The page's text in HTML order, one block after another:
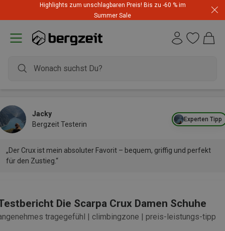
Highlights zum unschlagbaren Preis! Bis zu -60 % im
Summer Sale
Experten Tipp
Jacky
Bergzeit Testerin
„Der Crux ist mein absoluter Favorit – bequem, griffig und perfekt
für den Zustieg.“
Die Scarpa Crux Damen Schuhe
tragegefühl | climbingzone | preis-leistungs-tipp